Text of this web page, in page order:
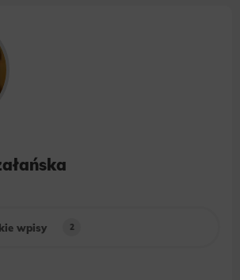
może być przeze mnie wycofana
poprzez kontakt z Działem
tel. 22 457 30 95 lub email
bez wpływu na zgodność z
którego dokonano na
przed jej cofnięciem.
wpisy 2